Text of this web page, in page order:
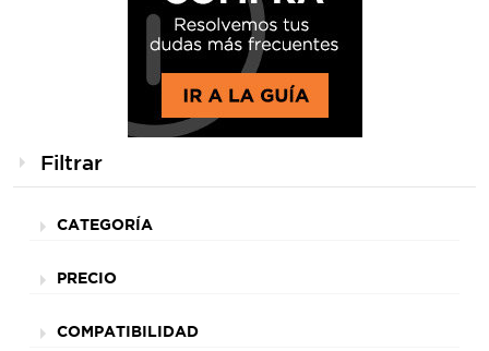
Filtrar
CATEGORÍA
PRECIO
COMPATIBILIDAD